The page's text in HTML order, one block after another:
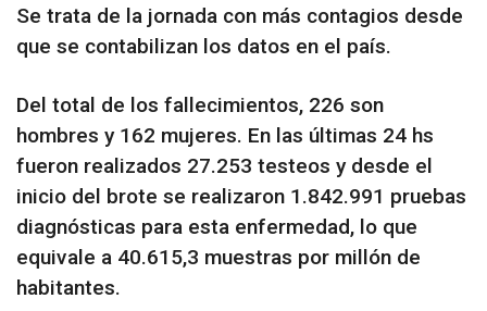
Se trata de la jornada con más contagios desde
que se contabilizan los datos en el país.
Del total de los fallecimientos, 226 son
hombres y 162 mujeres. En las últimas 24 hs
fueron realizados 27.253 testeos y desde el
inicio del brote se realizaron 1.842.991 pruebas
diagnósticas para esta enfermedad, lo que
equivale a 40.615,3 muestras por millón de
habitantes.